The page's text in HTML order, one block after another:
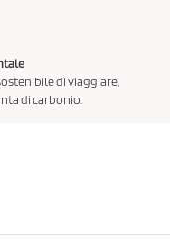
di viaggiare,
di carbonio.